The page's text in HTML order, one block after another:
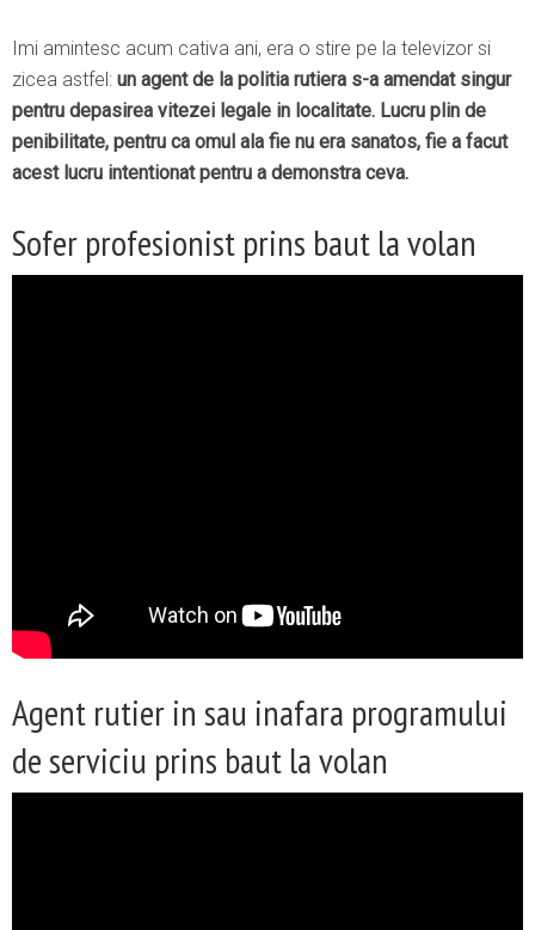
Imi amintesc acum cativa ani, era o stire pe la televizor si
zicea astfel: un agent de la politia rutiera s-a amendat singur
pentru depasirea vitezei legale in localitate. Lucru plin de
penibilitate, pentru ca omul ala fie nu era sanatos, fie a facut
acest lucru intentionat pentru a demonstra ceva.
Sofer profesionist prins baut la volan
Agent rutier in sau inafara programului
de serviciu prins baut la volan